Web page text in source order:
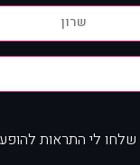
שרון
שלחו לי התראות